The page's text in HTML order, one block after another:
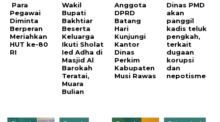
Para
Pegawai
Diminta
Berperan
Meriahkan
HUT ke-80
RI
Wakil
Bupati
Bakhtiar
Beserta
Keluarga
Ikuti Sholat
Ied Adha di
Masjid Al
Barokah
Teratai,
Muara
Bulian
Anggota
DPRD
Batang
Hari
Kunjungi
Kantor
Dinas
Perkim
Kabupaten
Musi Rawas
Dinas PMD
akan
panggil
kadis teluk
pengkah,
terkait
dugaan
korupsi
dan
nepotisme